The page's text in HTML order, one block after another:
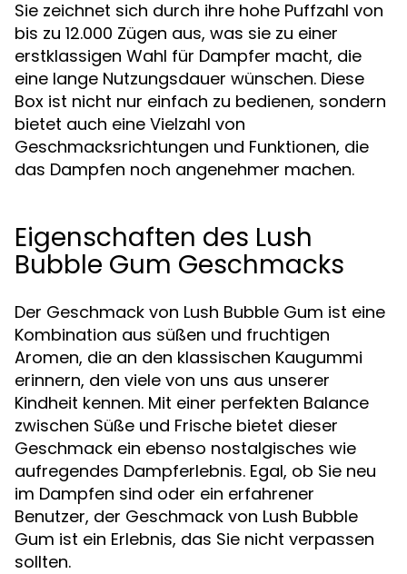
Sie zeichnet sich durch ihre hohe Puffzahl von
bis zu 12.000 Zügen aus, was sie zu einer
erstklassigen Wahl für Dampfer macht, die
eine lange Nutzungsdauer wünschen. Diese
Box ist nicht nur einfach zu bedienen, sondern
bietet auch eine Vielzahl von
Geschmacksrichtungen und Funktionen, die
das Dampfen noch angenehmer machen.
Eigenschaften des Lush
Bubble Gum Geschmacks
Der Geschmack von Lush Bubble Gum ist eine
Kombination aus süßen und fruchtigen
Aromen, die an den klassischen Kaugummi
erinnern, den viele von uns aus unserer
Kindheit kennen. Mit einer perfekten Balance
zwischen Süße und Frische bietet dieser
Geschmack ein ebenso nostalgisches wie
aufregendes Dampferlebnis. Egal, ob Sie neu
im Dampfen sind oder ein erfahrener
Benutzer, der Geschmack von Lush Bubble
Gum ist ein Erlebnis, das Sie nicht verpassen
sollten.